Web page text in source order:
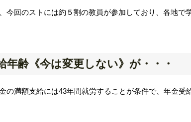
今回のストには約５割の教員が参加しており、各地で
年齢《今は変更しない》が・・・
の満額支給には43年間就労することが条件で、年金受